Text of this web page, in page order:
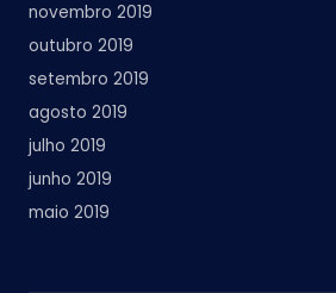
novembro 2019
outubro 2019
setembro 2019
agosto 2019
julho 2019
junho 2019
maio 2019